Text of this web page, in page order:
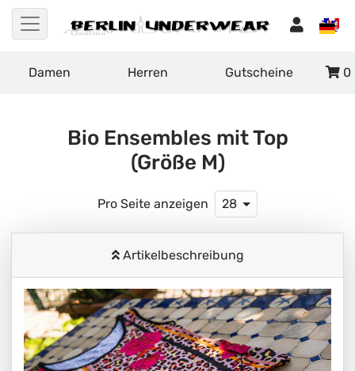
Damen Herren Gutscheine 0
Bio Ensembles mit Top
(Größe M)
Pro Seite anzeigen 28
Artikelbeschreibung